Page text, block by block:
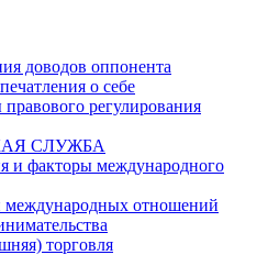
доводов оппонента
о себе
регулирования
СЛУЖБА
и факторы международного
международных отношений
торговля